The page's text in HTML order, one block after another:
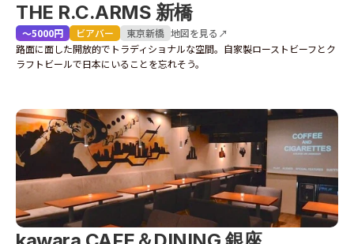
THE R.C.ARMS 新橋
〜5000円 ビアバー 東京新橋 地図を見る↗
路面に面した開放的でトラディショナルな空間。自家製ローストビーフとク
ラフトビールで日本にいることを忘れそう。